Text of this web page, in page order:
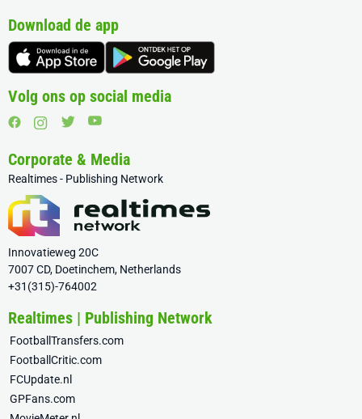
Download de app
Volg ons op social media
Corporate & Media
Realtimes - Publishing Network
Innovatieweg 20C
7007 CD, Doetinchem, Netherlands
+31(315)-764002
Realtimes | Publishing Network
FootballTransfers.com
FootballCritic.com
FCUpdate.nl
GPFans.com